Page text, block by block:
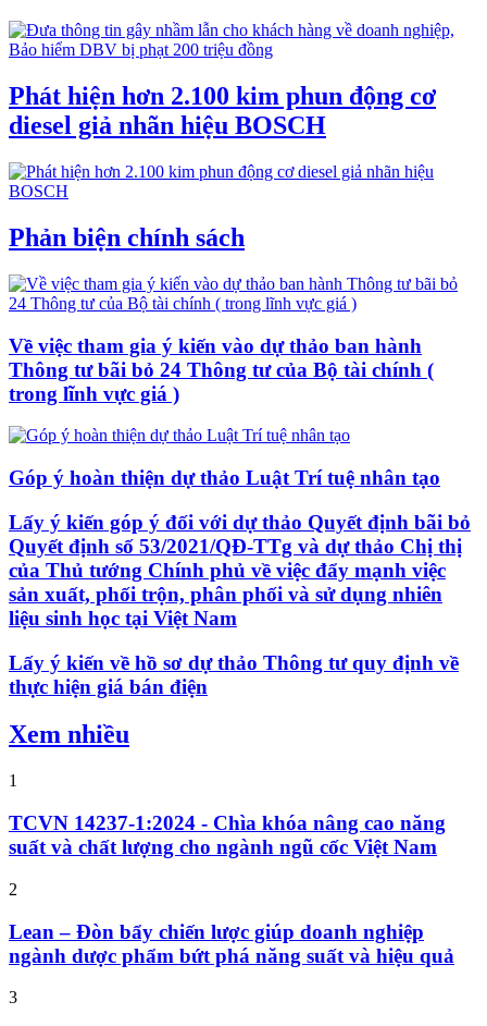
Phát hiện hơn 2.100 kim phun động cơ
diesel giả nhãn hiệu BOSCH
Phản biện chính sách
Về việc tham gia ý kiến vào dự thảo ban hành
Thông tư bãi bỏ 24 Thông tư của Bộ tài chính (
trong lĩnh vực giá )
Góp ý hoàn thiện dự thảo Luật Trí tuệ nhân tạo
Lấy ý kiến góp ý đối với dự thảo Quyết định bãi bỏ
Quyết định số 53/2021/QĐ-TTg và dự thảo Chị thị
của Thủ tướng Chính phủ về việc đẩy mạnh việc
sản xuất, phối trộn, phân phối và sử dụng nhiên
liệu sinh học tại Việt Nam
Lấy ý kiến về hồ sơ dự thảo Thông tư quy định về
thực hiện giá bán điện
Xem nhiều
1
TCVN 14237-1:2024 - Chìa khóa nâng cao năng
suất và chất lượng cho ngành ngũ cốc Việt Nam
2
Lean – Đòn bẩy chiến lược giúp doanh nghiệp
ngành dược phẩm bứt phá năng suất và hiệu quả
3